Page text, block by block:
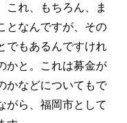
れ、もちろん、ま
となんですが、その
でもあるんですけれ
かと。これは募金が
かなどについてもで
がら、福岡市として